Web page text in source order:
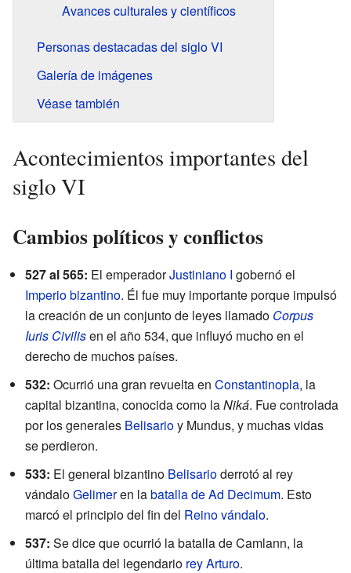
Avances culturales y científicos
Personas destacadas del siglo VI
Galería de imágenes
Véase también
Acontecimientos importantes del
siglo VI
Cambios políticos y conflictos
527 al 565: El emperadorJustiniano I gobernó el
Imperio bizantino. Él fue muy importante porque impulsó
la creación de un conjunto de leyes llamado Corpus
Iuris Civilisen el año 534, que influyó mucho en el
derecho de muchos países.
532: Ocurrió una gran revuelta en Constantinopla, la
capital bizantina, conocida como laNiká. Fue controlada
por los generales Belisarioy Mundus, y muchas vidas
se perdieron.
533: El general bizantino Belisarioderrotó al rey
vándaloGelimeren labatalla de Ad Decimum. Esto
marcó el principio del fin del Reino vándalo.
537: Se dice que ocurrió la batalla de Camlann, la
última batalla del legendario rey Arturo.